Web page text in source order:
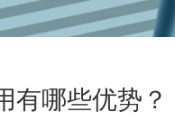
有哪些优势？